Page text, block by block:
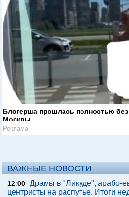
Блогерша прошлась полностью
Москвы
Реклама
ВАЖНЫЕ НОВОСТИ
12:00 Драмы в "Ликуде", арабо-
центристы на распутье. Итоги